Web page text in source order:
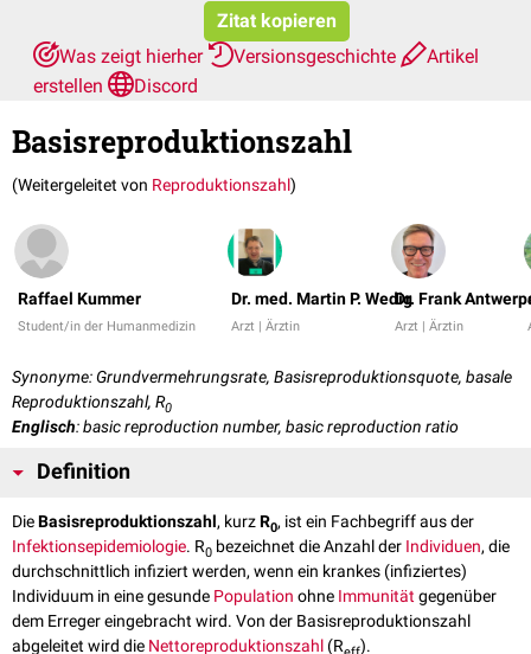
Zitat kopieren
Was zeigt hierher
Versionsgeschichte
Artikel
erstellen
Discord
Basisreproduktionszahl
(Weitergeleitet von Reproduktionszahl)
Raffael Kummer
Student/in der Humanmedizin
Dr. med. Martin P. Wedig
Arzt | Ärztin
Dr. Frank
Arzt | Ärztin
Synonyme: Grundvermehrungsrate, Basisreproduktionsquote, basale
Reproduktionszahl, R0
Englisch: basic reproduction number, basic reproduction ratio
Definition
DieBasisreproduktionszahl, kurzR0, ist ein Fachbegriff aus der
Infektionsepidemiologie. R0 bezeichnet die Anzahl der Individuen, die
durchschnittlich infiziert werden, wenn ein krankes (infiziertes)
Individuum in eine gesunde Population ohne Immunitätgegenüber
dem Erreger eingebracht wird. Von der Basisreproduktionszahl
abgeleitet wird die Nettoreproduktionszahl (R ).